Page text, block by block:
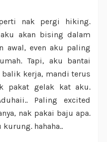
nak pergi hiking.
akan bising dalam
awal, even aku paling
Tapi, aku bantai
kerja, mandi terus
pakat gelak kat aku.
Paling excited
nak pakai baju apa.
hahaha..